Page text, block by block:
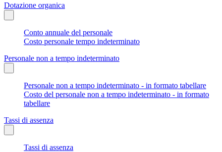
Dotazione organica
Conto annuale del personale
Costo personale tempo indeterminato
Personale non a tempo indeterminato
Personale non a tempo indeterminato - in formato tabellare
Costo del personale non a tempo indeterminato - in formato
tabellare
Tassi di assenza
Tassi di assenza